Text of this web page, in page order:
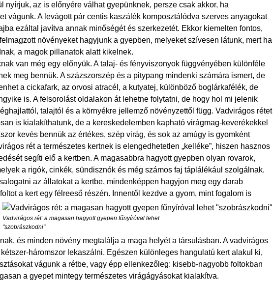
nyírjuk, az is előnyére válhat gyepünknek, persze csak akkor, ha
vágunk. A levágott pár centis kaszálék komposztálódva szerves anyagokat
ezáltal javítva annak minőségét és szerkezetét. Ekkor kiemelten fontos,
növényeket hagyjunk a gyepben, melyeket szívesen látunk, mert ha
a magok pillanatok alatt kikelnek.
van még egy előnyük. A talaj- és fényviszonyok függvényében különféle
meg bennük. A százszorszép és a pitypang mindenki számára ismert, de
a cickafark, az orvosi atracél, a kutyatej, különböző boglárkafélék, de
is. A felsorolást oldalakon át lehetne folytatni, de hogy hol mi jelenik
talajtól és a környékre jellemző növényzettől függ. Vadvirágos rétet
is kialakíthatunk, de a kereskedelemben kapható virágmag-keverékekkel
kevés bennük az értékes, szép virág, és sok az amúgy is gyomként
rét a természetes kertnek is elengedhetetlen „kelléke”, hiszen hasznos
segíti elő a kertben. A magasabbra hagyott gyepben olyan rovarok,
a rigók, cinkék, sündisznók és még számos faj táplálékául szolgálnak.
az állatokat a kertbe, mindenképpen hagyjon meg egy darab
Vadvirágos rét: a magasan hagyott gyepen fűnyíróval lehet
"szobrászkodni"
a kert egy félreeső részén. Innentől kezdve a gyom, mint fogalom is
és minden növény megtalálja a maga helyét a társulásban. A vadvirágos
háromszor lekaszálni. Egészen különleges hangulatú kert alakul ki,
vágunk a rétbe, vagy épp ellenkezőleg: kisebb-nagyobb foltokban
a gyepet mintegy természetes virágágyásokat kialakítva.